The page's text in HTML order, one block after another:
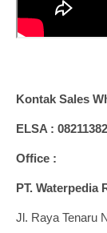
Kontak Sales
ELSA :
Office :
PT. Waterpedia
Jl. Raya Tenaru